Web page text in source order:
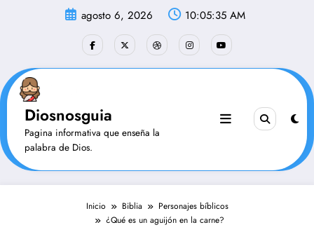
agosto 6, 2026 10:05:36 AM
Diosnosguia
Pagina informativa que enseña la
palabra de Dios.
Inicio Biblia
Personajes bíblicos
¿Qué es un aguijón en la carne?